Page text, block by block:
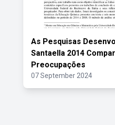
As Pesquisas
Santaella 2014
Preocupações
07 September 2024